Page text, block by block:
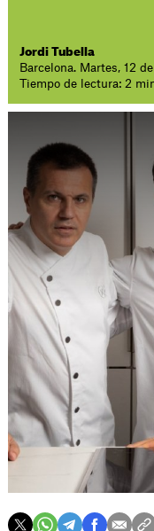
Jordi Tubella
Barcelona. Martes, 12
Tiempo de lectura: 2